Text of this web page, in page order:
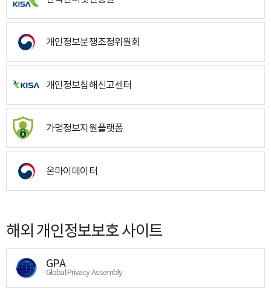
개인정보분쟁조정위원회
개인정보침해신고센터
가명정보지원플랫폼
온마이데이터
해외 개인정보보호 사이트
GPA
Global Privacy Assembly